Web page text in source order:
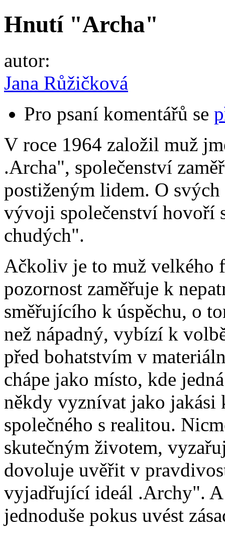
Hnutí "Archa"
autor:
Jana Růžičková
Pro psaní komentářů se
V roce 1964 založil muž
.Archa", společenství
postiženým lidem. O svých
vývoji společenství hovoří
chudých".
Ačkoliv je to muž velkého
pozornost zaměřuje k
směřujícího k úspěchu, o
než nápadný, vybízí k
před bohatstvím v
chápe jako místo, kde
někdy vyznívat jako jakási
společného s realitou.
skutečným životem,
dovoluje uvěřit v
vyjadřující ideál .Archy". A
jednoduše pokus uvést